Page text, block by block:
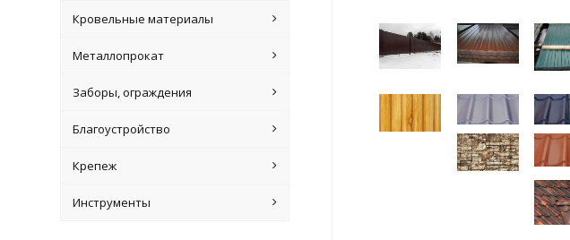
Кровельные материалы
Металлопрокат
Заборы, ограждения
Благоустройство
Крепеж
Инструменты